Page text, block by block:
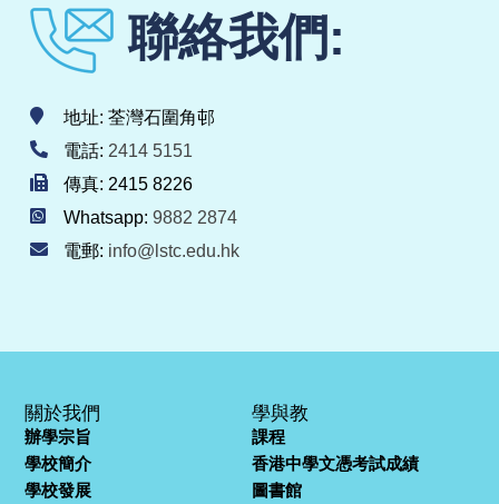
聯絡我們:
地址: 荃灣石圍角邨
電話: 2414 5151
傳真: 2415 8226
Whatsapp: 9882 2874
電郵: info@lstc.edu.hk
關於我們
辦學宗旨
學校簡介
學校發展
學與教
課程
香港中學文憑考試成績
圖書館